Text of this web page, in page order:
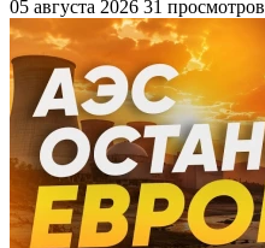
05 августа 2026 31 просмотров